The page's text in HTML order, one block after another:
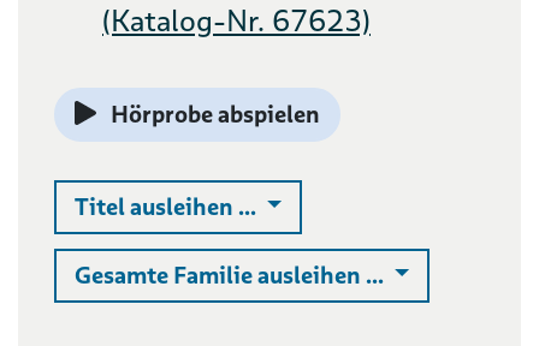
(Katalog-Nr. 67623)
Hörprobe abspielen
Titel ausleihen ... Auswahlliste ausklappen
Gesamte Familie ausleihen ... Auswahlliste